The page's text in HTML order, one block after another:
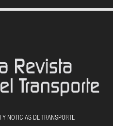
NOTICIAS DE TRANSPORTE